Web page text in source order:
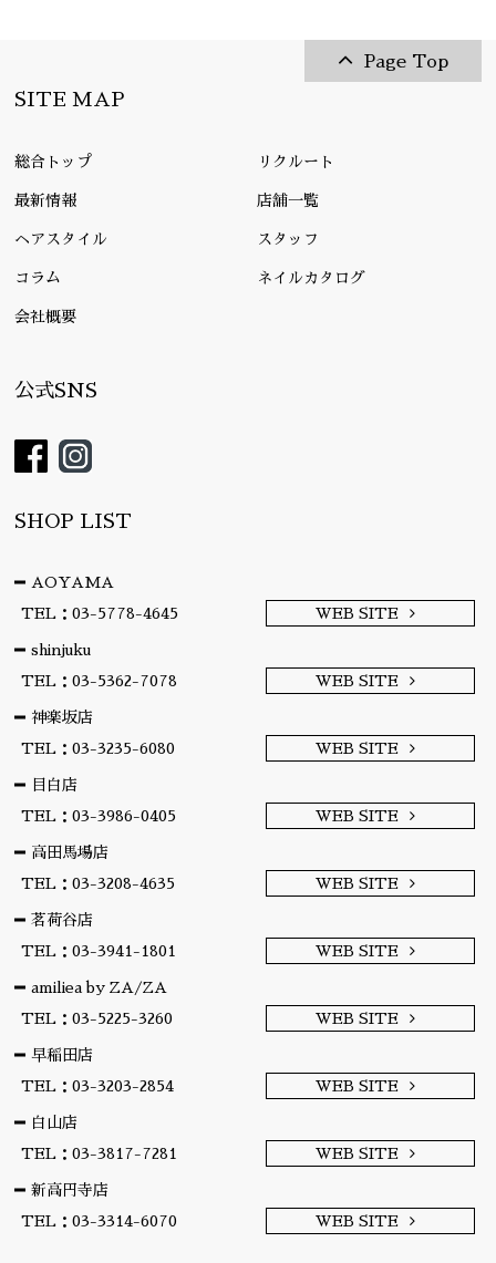
Page Top
SITE MAP
総合トップ リクルート
最新情報 店舗一覧
ヘアスタイル スタッフ
コラム ネイルカタログ
会社概要
公式SNS
SHOP LIST
AOYAMA
TEL：03-5778-4645
WEB SITE
shinjuku
TEL：03-5362-7078
WEB SITE
神楽坂店
TEL：03-3235-6080
WEB SITE
目白店
TEL：03-3986-0405
WEB SITE
高田馬場店
TEL：03-3208-4635
WEB SITE
茗荷谷店
TEL：03-3941-1801
WEB SITE
amiliea by ZA/ZA
TEL：03-5225-3260
WEB SITE
早稲田店
TEL：03-3203-2854
WEB SITE
白山店
TEL：03-3817-7281
WEB SITE
新高円寺店
TEL：03-3314-6070
WEB SITE